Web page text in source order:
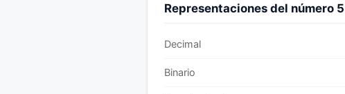
Representaciones del número
Decimal
Binario